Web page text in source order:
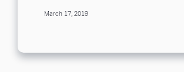
an vielen verschiedenen Gründen
March 17, 2019